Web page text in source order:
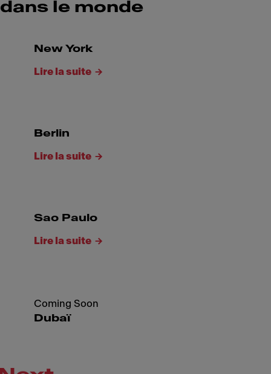
dans le monde
New York
Lire la suite
Berlin
Lire la suite
Sao Paulo
Lire la suite
Coming Soon
Dubaï